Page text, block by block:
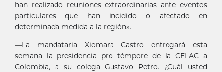
han realizado reuniones extraordinarias ante eventos
particulares que han incidido o afectado en
determinada medida a la región».
—La mandataria Xiomara Castro entregará esta
semana la presidencia pro témpore de la CELAC a
Colombia, a su colega Gustavo Petro. ¿Cuál usted